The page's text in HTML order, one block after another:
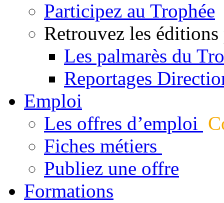
Participez au Trophée
Retrouvez les éditions
Les palmarès du
Reportages
Emploi
Les offres d’emploi
Fiches métiers
Publiez une offre
Formations